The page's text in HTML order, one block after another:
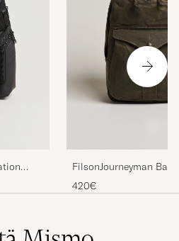
FilsonJourneyman
Green
420€